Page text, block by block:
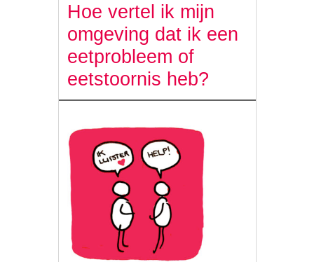
Hoe vertel ik mijn
omgeving dat ik een
eetprobleem of
eetstoornis heb?